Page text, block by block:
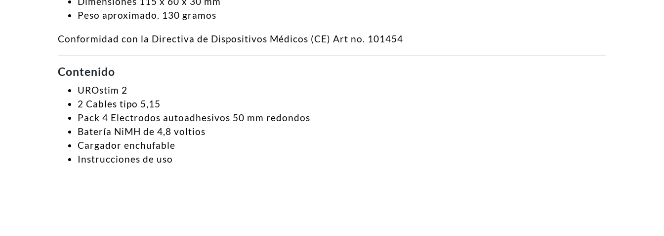
Peso aproximado. 130 gramos
Conformidad con la Directiva de Dispositivos Médicos (CE) Art no. 101454
Contenido
UROstim 2
2 Cables tipo 5,15
Pack 4 Electrodos autoadhesivos 50 mm redondos
Batería NiMH de 4,8 voltios
Cargador enchufable
Instrucciones de uso